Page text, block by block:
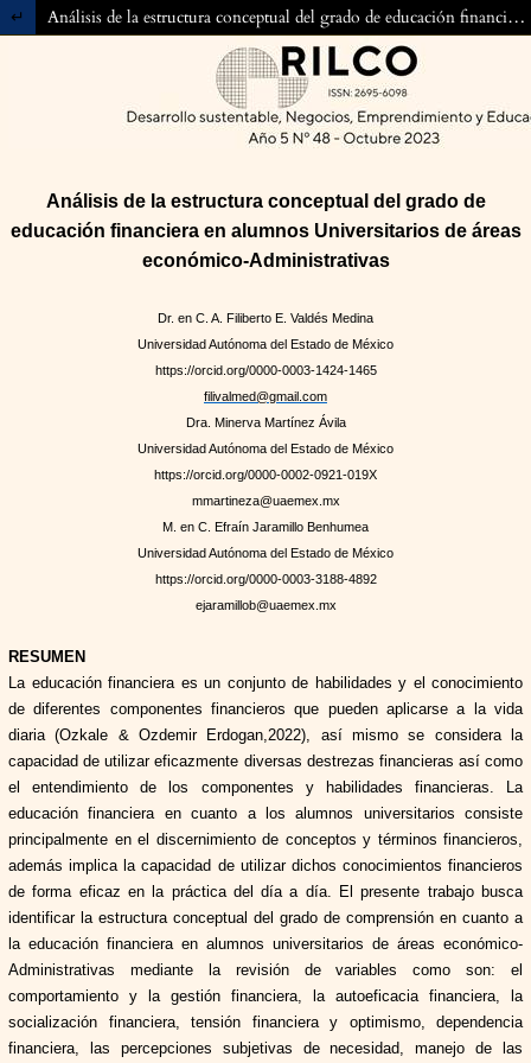
Volver a los detalles del artículo Análisis de la estructura conceptual del grado de educación financiera en alumnos Universitarios de áreas económico-Administrativas